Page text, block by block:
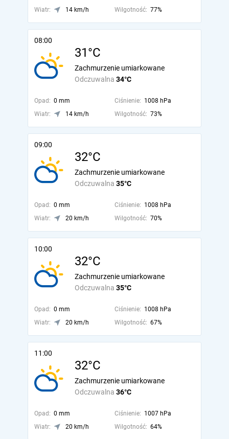
Wiatr: 14 km/h Wilgotność: 77%
08:00
31°C
Odczuwalna 34°C
Zachmurzenie umiarkowane
Opad: 0 mm Ciśnienie: 1008 hPa
Wiatr:
14 km/h Wilgotność: 73%
09:00
32°C
Odczuwalna 35°C
Zachmurzenie umiarkowane
Opad: 0 mm Ciśnienie: 1008 hPa
Wiatr:
20 km/h Wilgotność: 70%
10:00
32°C
Odczuwalna 35°C
Zachmurzenie umiarkowane
Opad: 0 mm Ciśnienie: 1008 hPa
Wiatr:
20 km/h Wilgotność: 67%
11:00
32°C
Odczuwalna 36°C
Zachmurzenie umiarkowane
Opad: 0 mm Ciśnienie: 1007 hPa
Wiatr:
20 km/h Wilgotność: 64%